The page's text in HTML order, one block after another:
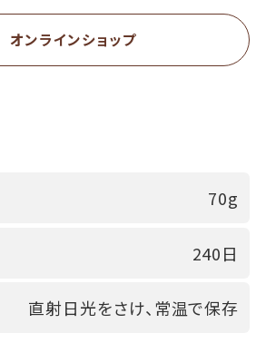
オンラインショップ
70g
240日
直射日光をさけ、常温で保存